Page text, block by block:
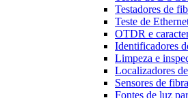
Testadores de
Teste de
OTDR e
Identificadores
Limpeza e
Localizadores
Sensores de
Fontes de luz